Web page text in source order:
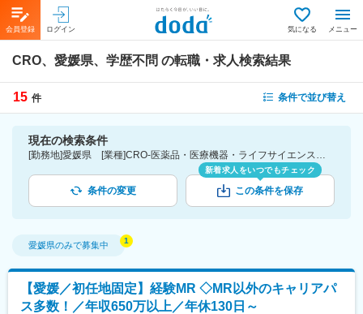
会員登録 ログイン 気になる メニュー
CRO、愛媛県、学歴不問 の転職・求人検索結果
15 件 条件で並び替え
現在の検索条件
[勤務地]愛媛県 [業種]CRO-医薬品・医療機器・ライフサイエンス・医療系サービス [こだわり条件ピックアップ]学歴不問 [詳細条件](募集・採用情報)学歴不問
条件の変更
新着求人をいつでもチェック
この条件を保存
愛媛県のみで募集中
【愛媛／初任地固定】経験MR ◇MR以外のキャリアパ
ス多数！／年収650万以上／年休130日～